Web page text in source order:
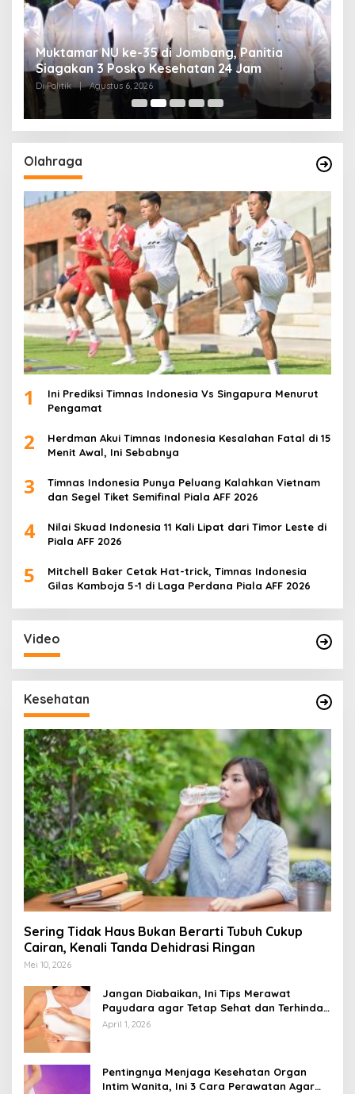
Muktamar NU ke-35 di Jombang, Panitia
Siagakan 3 Posko Kesehatan 24 Jam
Di Politik | Agustus 6, 2026
Olahraga
1
Ini Prediksi Timnas Indonesia Vs Singapura Menurut
Pengamat
2
Herdman Akui Timnas Indonesia Kesalahan Fatal di 15
Menit Awal, Ini Sebabnya
3
Timnas Indonesia Punya Peluang Kalahkan Vietnam
dan Segel Tiket Semifinal Piala AFF 2026
4
Nilai Skuad Indonesia 11 Kali Lipat dari Timor Leste di
Piala AFF 2026
5
Mitchell Baker Cetak Hat-trick, Timnas Indonesia
Gilas Kamboja 5-1 di Laga Perdana Piala AFF 2026
Video
Kesehatan
Sering Tidak Haus Bukan Berarti Tubuh Cukup
Cairan, Kenali Tanda Dehidrasi Ringan
Mei 10, 2026
Jangan Diabaikan, Ini Tips Merawat
Payudara agar Tetap Sehat dan Terhindar
dari Risiko Penyakit
April 1, 2026
Pentingnya Menjaga Kesehatan Organ
Intim Wanita, Ini 3 Cara Perawatan Agar